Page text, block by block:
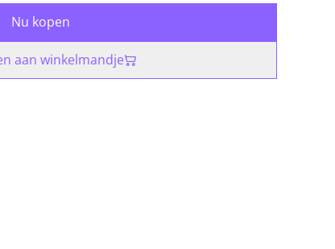
Nu kopen
aan winkelmandje